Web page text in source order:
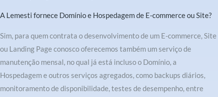
A Lemesti fornece Domínio e Hospedagem de E-commerce ou Site?
Sim, para quem contrata o desenvolvimento de um E-commerce, Site
ou Landing Page conosco oferecemos também um serviço de
manutenção mensal, no qual já está incluso o Domínio, a
Hospedagem e outros serviços agregados, como backups diários,
monitoramento de disponibilidade, testes de desempenho, entre